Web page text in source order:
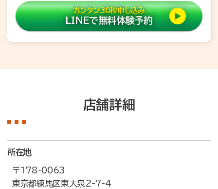
カンタン30秒申し込み
LINEで無料体験予約
店舗詳細
所在地
〒178-0063
東京都練馬区東大泉2-7-4